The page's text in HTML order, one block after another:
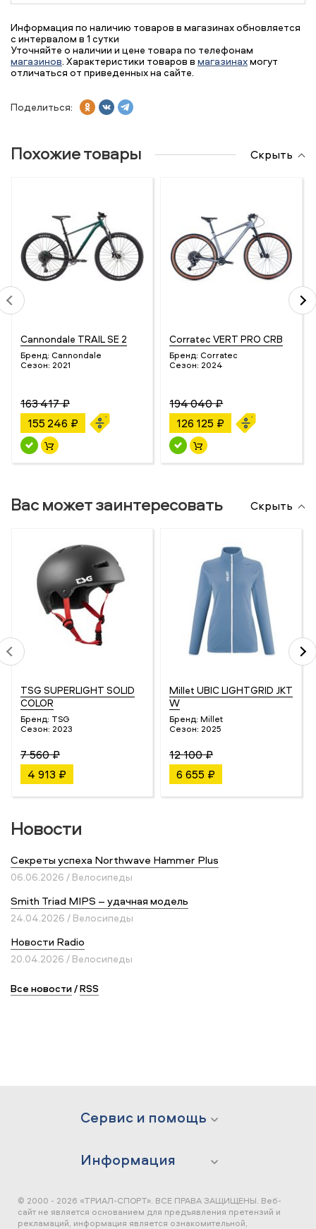
Информация по наличию товаров в магазинах обновляется
с интервалом в 1 сутки
Уточняйте о наличии и цене товара по телефонам
магазинов. Характеристики товаров в магазинахмогут
отличаться от приведенных на сайте.
Поделиться:
Похожие товары Скрыть
Cannondale TRAIL SE 2
Бренд: Cannondale
Сезон: 2021
163 417 ₽
155 246 ₽
Corratec VERT PRO CRB
Бренд: Corratec
Сезон: 2024
194 040 ₽
126 125 ₽
Вас может заинтересовать Скрыть
TSG SUPERLIGHT SOLID
COLOR
Бренд: TSG
Сезон: 2023
7 560 ₽
4 913 ₽
Millet UBIC LIGHTGRID JKT
W
Бренд: Millet
Сезон: 2025
12 100 ₽
6 655 ₽
Новости
Секреты успеха Northwave Hammer Plus
06.06.2026 / Велосипеды
Smith Triad MIPS – удачная модель
24.04.2026 / Велосипеды
Новости Radio
20.04.2026 / Велосипеды
Все новости/RSS
Сервис и помощь
Информация
© 2000 - 2026 «ТРИАЛ-СПОРТ». ВСЕ ПРАВА ЗАЩИЩЕНЫ. Веб-
сайт не является основанием для предъявления претензий и
рекламаций, информация является ознакомительной,